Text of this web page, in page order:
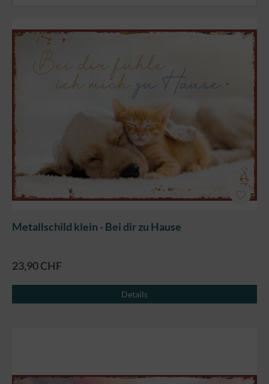
Metallschild klein - Bei dir zu Hause
23,90 CHF
Details